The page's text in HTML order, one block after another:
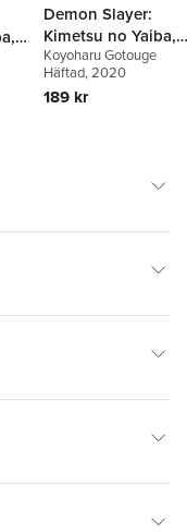
Demon Slayer:
Kimetsu no Yaiba,
Vol. 15
Koyoharu Gotouge
Häftad, 2020
189 kr